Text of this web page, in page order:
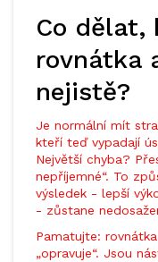
Co dělat,
rovnátka
nejistě?
Je normální mít
kteří teď vypadají
Největší chyba?
nepříjemné“. To
výsledek - lepší
- zůstane
Pamatujte:
„opravuje“. Jsou